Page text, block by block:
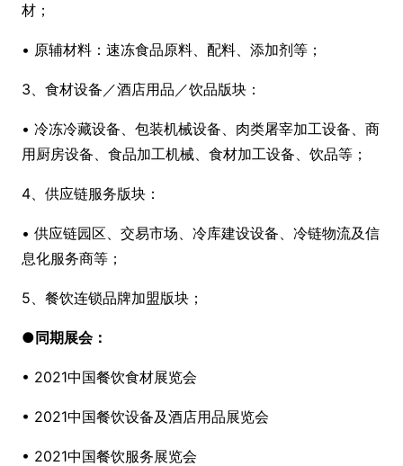
材；
• 原辅材料：速冻食品原料、配料、添加剂等；
3、食材设备／酒店用品／饮品版块：
• 冷冻冷藏设备、包装机械设备、肉类屠宰加工设备、商
用厨房设备、食品加工机械、食材加工设备、饮品等；
4、供应链服务版块：
• 供应链园区、交易市场、冷库建设设备、冷链物流及信
息化服务商等；
5、餐饮连锁品牌加盟版块；
● 同期展会：
• 2021中国餐饮食材展览会
• 2021中国餐饮设备及酒店用品展览会
• 2021中国餐饮服务展览会